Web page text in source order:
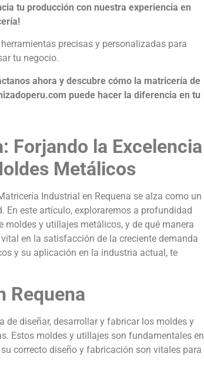
tu producción con nuestra experiencia en
herramientas precisas y personalizadas para
tu negocio.
ahora y descubre cómo la matricería de
puede hacer la diferencia en tu
Forjando la Excelencia
Metálicos
Industrial en Requena se alza como un
En este artículo, exploraremos a profundidad
moldes y utillajes metálicos, y de qué manera
en la satisfacción de la creciente demanda
y su aplicación en la industria actual, te
Requena
de diseñar, desarrollar y fabricar los moldes y
Estos moldes y utillajes son fundamentales en
correcto diseño y fabricación son vitales para